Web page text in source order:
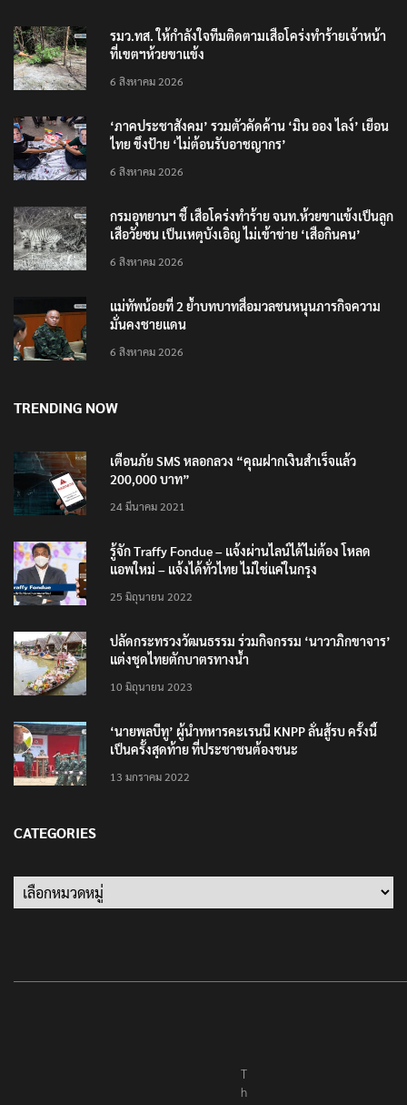
รมว.ทส. ให้กำลังใจทีมติดตามเสือโคร่งทำร้ายเจ้าหน้า
ที่เขตฯห้วยขาแข้ง
6 สิงหาคม 2026
‘ภาคประชาสังคม’ รวมตัวคัดค้าน ‘มิน ออง ไลง์’ เยือน
ไทย ขึงป้าย ‘ไม่ต้อนรับอาชญากร’
6 สิงหาคม 2026
กรมอุทยานฯ ชี้ เสือโคร่งทำร้าย จนท.ห้วยขาแข้งเป็นลูก
เสือวัยซน เป็นเหตุบังเอิญ ไม่เข้าข่าย ‘เสือกินคน’
6 สิงหาคม 2026
แม่ทัพน้อยที่ 2 ย้ำบทบาทสื่อมวลชนหนุนภารกิจความ
มั่นคงชายแดน
6 สิงหาคม 2026
TRENDING NOW
เตือนภัย SMS หลอกลวง “คุณฝากเงินสำเร็จแล้ว
200,000 บาท”
24 มีนาคม 2021
รู้จัก Traffy Fondue – แจ้งผ่านไลน์ได้ไม่ต้อง โหลด
แอพใหม่ – แจ้งได้ทั่วไทย ไม่ใช่แค่ในกรุง
25 มิถุนายน 2022
ปลัดกระทรวงวัฒนธรรม ร่วมกิจกรรม ‘นาวาภิกขาจาร’
แต่งชุดไทยตักบาตรทางน้ำ
10 มิถุนายน 2023
‘นายพลบีทู’ ผู้นำทหารคะเรนนี KNPP ลั่นสู้รบ ครั้งนี้
เป็นครั้งสุดท้าย ที่ประชาชนต้องชนะ
13 มกราคม 2022
CATEGORIES
Categories
T
h